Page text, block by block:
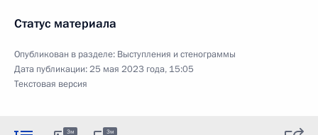
Статус материала
Опубликован в разделе: Выступления и стенограммы
Дата публикации:25 мая 2023 года, 15:05
Текстовая версия
3м 3м